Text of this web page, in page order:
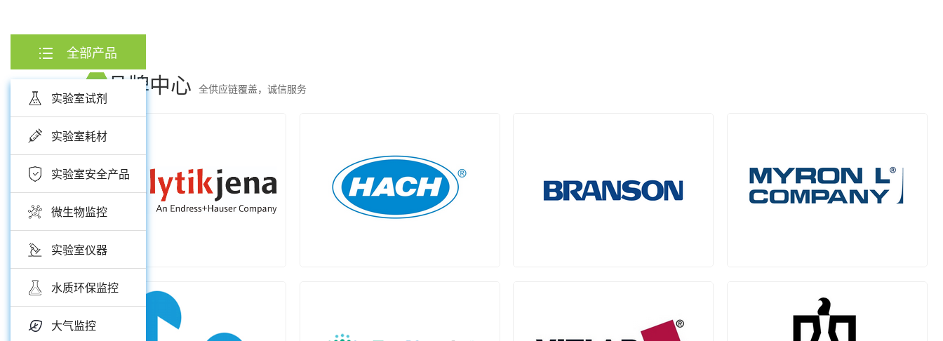
全部产品
实验室试剂
实验室耗材
实验室安全产品
微生物监控
实验室仪器
水质环保监控
大气监控
品牌中心 全供应链覆盖，诚信服务